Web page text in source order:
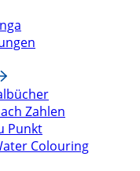
Zahlen
Punkt
Colouring